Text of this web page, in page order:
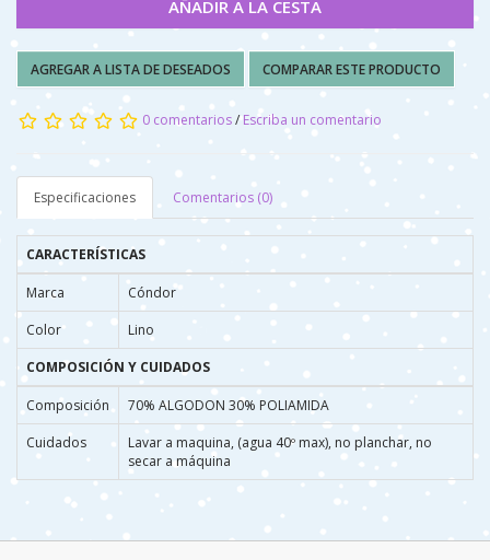
AÑADIR A LA CESTA
AGREGAR A LISTA DE DESEADOS COMPARAR ESTE PRODUCTO
0 comentarios/Escriba un comentario
Especificaciones Comentarios (0)
CARACTERÍSTICAS
Marca
Cóndor
Color
Lino
COMPOSICIÓN Y CUIDADOS
Composición
70% ALGODON 30% POLIAMIDA
Cuidados
Lavar a maquina, (agua 40º max), no planchar, no
secar a máquina